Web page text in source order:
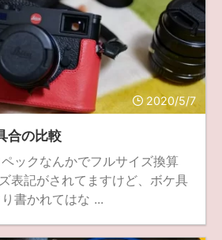
2020/5/7
合の比較
ックなんかでフルサイズ換算
表記がされてますけど、ボケ具
書かれてはな ...